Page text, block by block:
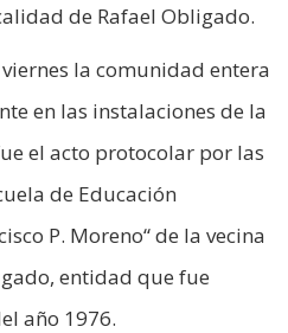
de Rafael Obligado.
la comunidad entera
en las instalaciones de la
el acto protocolar por las
de Educación
P. Moreno“ de la vecina
entidad que fue
año 1976.